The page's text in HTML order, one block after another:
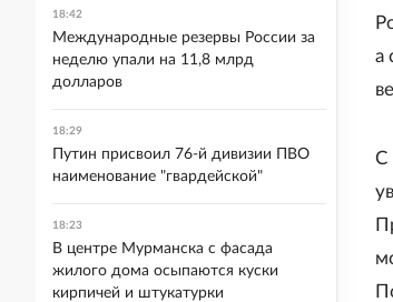
а
С
18:42
Международные резервы России за
неделю упали на 11,8 млрд
долларов
18:29
Путин присвоил 76-й дивизии ПВО
наименование "гвардейской"
18:23
В центре Мурманска с фасада
жилого дома осыпаются куски
кирпичей и штукатурки